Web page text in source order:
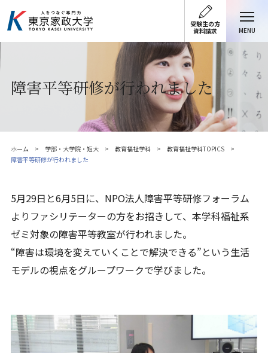
受験生の方
資料請求
MENU
障害平等研修が行われました
ホーム 学部・大学院・短大 教育福祉学科
教育福祉学科TOPICS
障害平等研修が行われました
5月29日と6月5日に、NPO法人障害平等研修フォーラム
よりファシリテーターの方をお招きして、本学科福祉系
ゼミ対象の障害平等教室が行われました。
“障害は環境を変えていくことで解決できる”という生活
モデルの視点をグループワークで学びました。